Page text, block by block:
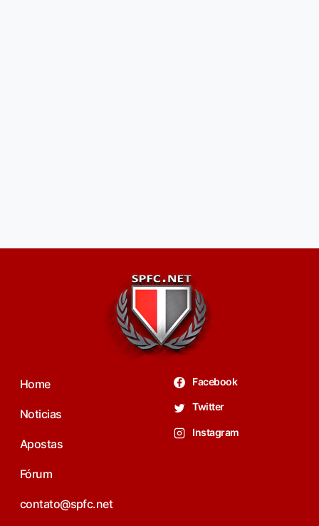
Home
Noticias
Apostas
Fórum
contato@spfc.net
Facebook
Twitter
Instagram